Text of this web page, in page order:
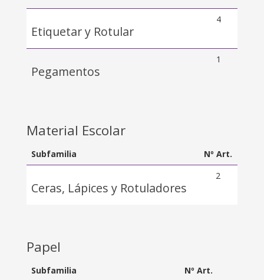
Etiquetar y Rotular
4
Pegamentos
1
Material Escolar
Subfamilia Nº Art.
Ceras, Lápices y Rotuladores
2
Papel
Subfamilia Nº Art.